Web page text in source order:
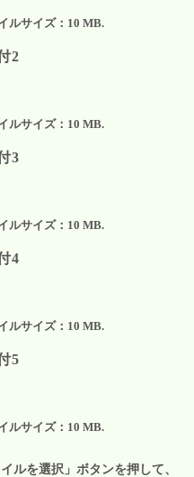
ルサイズ：10 MB.
2
ルサイズ：10 MB.
3
ルサイズ：10 MB.
4
ルサイズ：10 MB.
5
ルサイズ：10 MB.
ルを選択」ボタンを押して、